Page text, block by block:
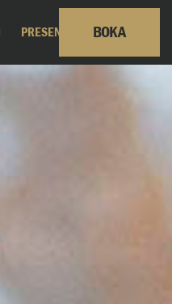
PRESENTKORT BOKA